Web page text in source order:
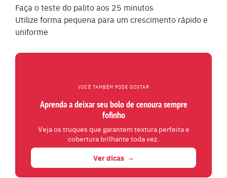
Faça o teste do palito aos 25 minutos
Utilize forma pequena para um crescimento rápido e
uniforme
VOCÊ TAMBÉM PODE GOSTAR
Aprenda a deixar seu bolo de cenoura sempre
fofinho
Veja os truques que garantem textura perfeita e
cobertura brilhante toda vez.
Ver dicas